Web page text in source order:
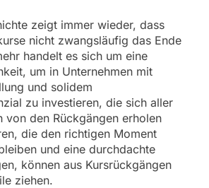
zeigt immer wieder, dass
nicht zwangsläufig das Ende
handelt es sich um eine
um in Unternehmen mit
und solidem
zu investieren, die sich aller
von den Rückgängen erholen
die den richtigen Moment
und eine durchdachte
können aus Kursrückgängen
ziehen.